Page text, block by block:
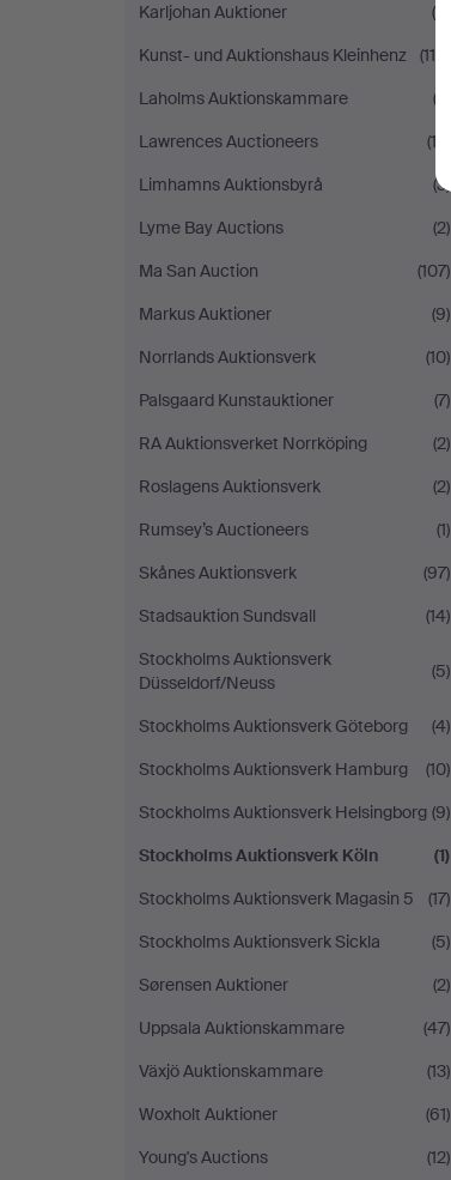
Karljohan Auktioner
(5)
Kunst- und Auktionshaus Kleinhenz
(114)
Laholms Auktionskammare
(2)
Lawrences Auctioneers
(13)
Limhamns Auktionsbyrå
(3)
Lyme Bay Auctions
(2)
Ma San Auction
(107)
Markus Auktioner
(9)
Norrlands Auktionsverk
(10)
Palsgaard Kunstauktioner
(7)
RA Auktionsverket Norrköping
(2)
Roslagens Auktionsverk
(2)
Rumsey’s Auctioneers
(1)
Skånes Auktionsverk
(97)
Stadsauktion Sundsvall
(14)
Stockholms Auktionsverk
Düsseldorf/Neuss
(5)
Stockholms Auktionsverk Göteborg
(4)
Stockholms Auktionsverk Hamburg
(10)
Stockholms Auktionsverk Helsingborg (9)
Stockholms Auktionsverk Köln
(1)
Stockholms Auktionsverk Magasin 5
(17)
Stockholms Auktionsverk Sickla
(5)
Sørensen Auktioner
(2)
Uppsala Auktionskammare
(47)
Växjö Auktionskammare
(13)
Woxholt Auktioner
(61)
Young's Auctions
(12)